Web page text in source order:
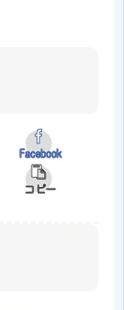
Facebook
コピー